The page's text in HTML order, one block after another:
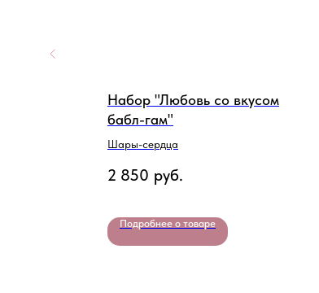
Набор "Любовь со вкусом
бабл-гам"
Шары-сердца
2 850 руб.
Подробнее о товаре